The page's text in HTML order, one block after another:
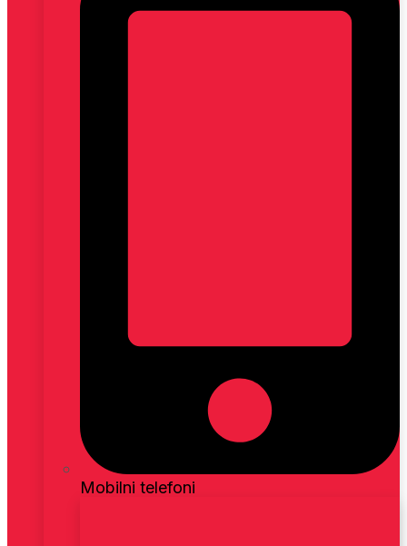
Mobilni telefoni